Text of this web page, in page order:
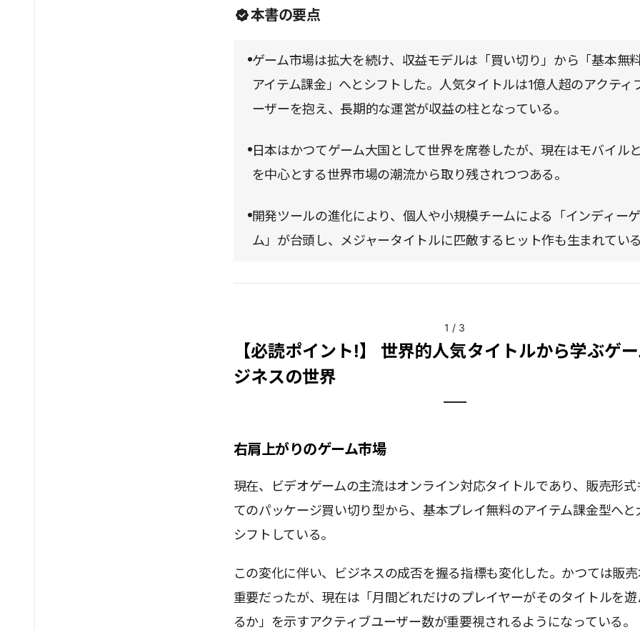
般に通じる示唆を与えてくれる。ゲーム好きはもちろん、この巨大産業
本書の要点
ゲーム市場は拡大を続け、収益モデルは「買い切り」から「基本無
アイテム課金」へとシフトした。人気タイトルは1億人超のアクティ
ーザーを抱え、長期的な運営が収益の柱となっている。
日本はかつてゲーム大国として世界を席巻したが、現在はモバイル
を中心とする世界市場の潮流から取り残されつつある。
開発ツールの進化により、個人や小規模チームによる「インディー
ム」が台頭し、メジャータイトルに匹敵するヒット作も生まれている
1 / 3
【必読ポイント!】 世界的人気タイトルから学ぶゲ
ジネスの世界
右肩上がりのゲーム市場
現在、ビデオゲームの主流はオンライン対応タイトルであり、販売形式
てのパッケージ買い切り型から、基本プレイ無料のアイテム課金型へと
シフトしている。
この変化に伴い、ビジネスの成否を握る指標も変化した。かつては販
重要だったが、現在は「月間どれだけのプレイヤーがそのタイトルを遊
るか」を示すアクティブユーザー数が重要視されるようになっている。